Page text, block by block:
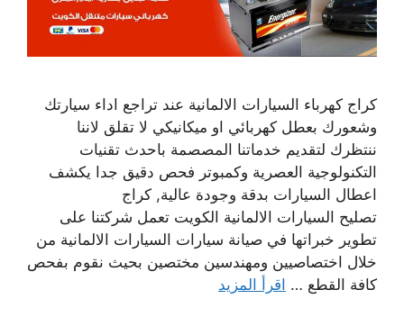
كراج كهرباء السيارات الالمانية عند تراجع اداء سيارتك
وشعورك بعطل كهربائي او ميكانيكي لا تقلق لاننا
ننتظرك لتقديم خدماتنا المصصمة باحدث تقنيات
التكنولوجية العصرية وكمبوتر فحص دقيق جدا يكشف
اعطال السيارات بدقة وجودة عالية, كراج
تصليح السيارات الالمانية الكويت تعمل شركتنا على
تطوير خبراتها في صيانة سيارات السيارات الالمانية من
خلال اختصاصيين ومهندسين مختصين بحيث نقوم بفحص
كافة القطع … اقرأ المزيد